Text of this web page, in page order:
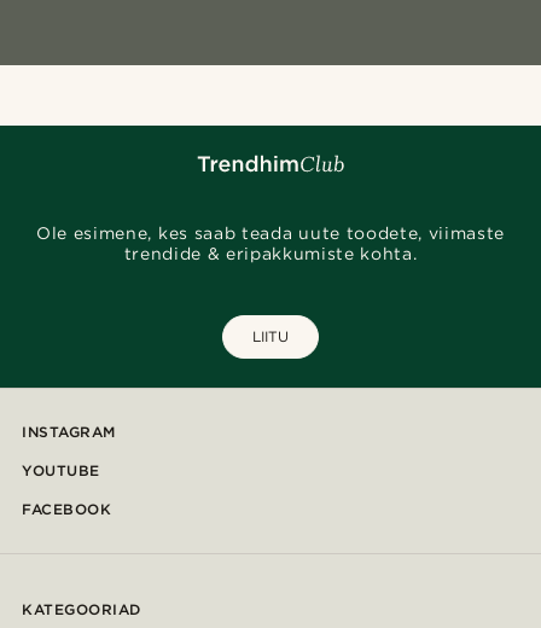
Ole esimene, kes saab teada uute toodete, viimaste
trendide & eripakkumiste kohta.
LIITU
INSTAGRAM
YOUTUBE
FACEBOOK
KATEGOORIAD